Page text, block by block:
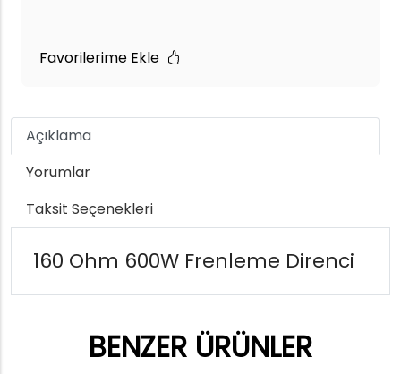
Favorilerime Ekle
Açıklama
Yorumlar
Taksit Seçenekleri
160 Ohm 600W Frenleme Direnci
BENZER ÜRÜNLER